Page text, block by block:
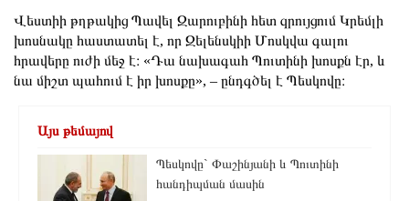
Վեստիի թղթակից Պավել Զարուբինի հետ զրույցում Կրեմլի
խոսնակը հաստատել է, որ Զելենսկիի Մոսկվա գալու
հրավերը ուժի մեջ է։ «Դա նախագահ Պուտինի խոսքն էր, և
նա միշտ պահում է իր խոսքը», – ընդգծել է Պեսկովը։
Այս թեմայով
Պեսկովը` Փաշինյանի և Պուտինի
հանդիպման մասին